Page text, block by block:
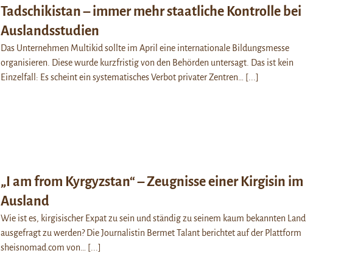
Tadschikistan – immer mehr staatliche Kontrolle bei
Auslandsstudien
Das Unternehmen Multikid sollte im April eine internationale Bildungsmesse
organisieren. Diese wurde kurzfristig von den Behörden untersagt. Das ist kein
Einzelfall: Es scheint ein systematisches Verbot privater Zentren…
[...]
„I am from Kyrgyzstan“ – Zeugnisse einer Kirgisin im
Ausland
Wie ist es, kirgisischer Expat zu sein und ständig zu seinem kaum bekannten Land
ausgefragt zu werden? Die Journalistin Bermet Talant berichtet auf der Plattform
sheisnomad.com von…
[...]